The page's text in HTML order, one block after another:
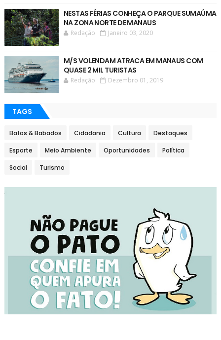
NESTAS FÉRIAS CONHEÇA O PARQUE SUMAÚMA
NA ZONA NORTE DE MANAUS
Redação Janeiro 03, 2020
M/S VOLENDAM ATRACA EM MANAUS COM
QUASE 2 MIL TURISTAS
Redação Dezembro 01, 2019
TAGS
Bafos & Babados Cidadania Cultura Destaques
Esporte Meio Ambiente Oportunidades Política
Social Turismo